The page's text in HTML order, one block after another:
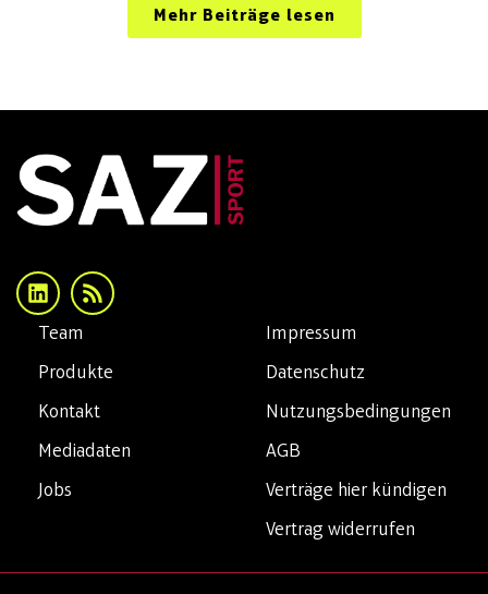
Mehr Beiträge lesen
Impressum
Datenschutz
Nutzungsbedingungen
AGB
Verträge hier kündigen
Vertrag widerrufen
Team
Produkte
Kontakt
Mediadaten
Jobs